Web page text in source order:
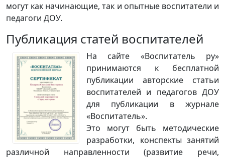
могут как начинающие, так и опытные воспитатели и
педагоги ДОУ.
Публикация статей воспитателей
На сайте «Воспитатель ру»
принимаются к бесплатной
публикации авторские статьи
воспитателей и педагогов ДОУ
для публикации в журнале
«Воспитатель».
Это могут быть методические
разработки, конспекты занятий
различной направленности (развитие речи,